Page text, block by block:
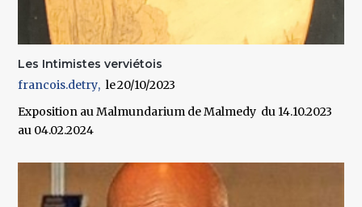
Les Intimistes verviétois
francois.detry
20/10/2023
Exposition au Malmundarium de Malmedy du 14.10.2023
au 04.02.2024